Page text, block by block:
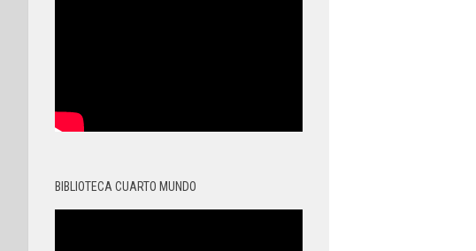
BIBLIOTECA CUARTO MUNDO